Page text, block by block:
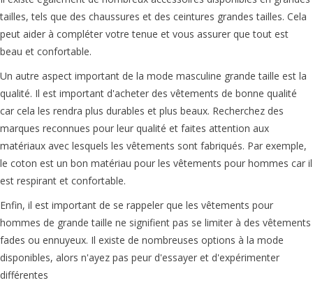
tailles, tels que des chaussures et des ceintures grandes tailles. Cela
peut aider à compléter votre tenue et vous assurer que tout est
beau et confortable.
Un autre aspect important de la mode masculine grande taille est la
qualité. Il est important d'acheter des vêtements de bonne qualité
car cela les rendra plus durables et plus beaux. Recherchez des
marques reconnues pour leur qualité et faites attention aux
matériaux avec lesquels les vêtements sont fabriqués. Par exemple,
le coton est un bon matériau pour les vêtements pour hommes car il
est respirant et confortable.
Enfin, il est important de se rappeler que les vêtements pour
hommes de grande taille ne signifient pas se limiter à des vêtements
fades ou ennuyeux. Il existe de nombreuses options à la mode
disponibles, alors n'ayez pas peur d'essayer et d'expérimenter
différentes